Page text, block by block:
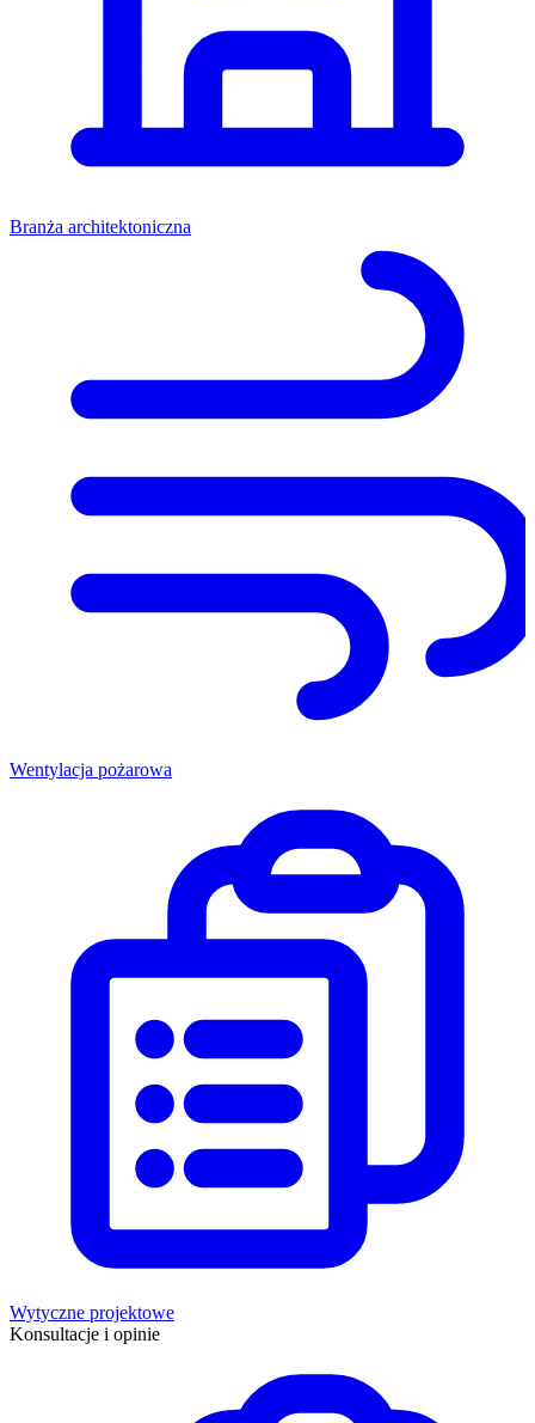
Branża architektoniczna
Wentylacja pożarowa
Wytyczne projektowe
Konsultacje i opinie